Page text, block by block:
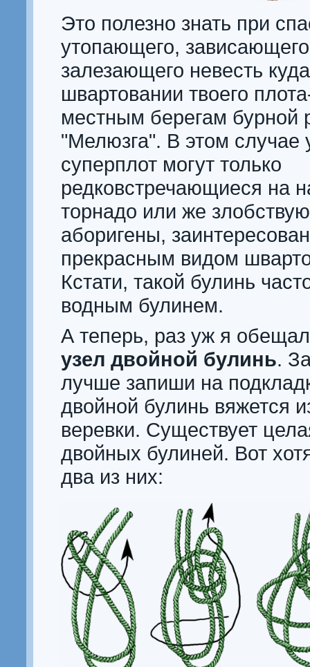
Это полезно знать при
утопающего,
залезающего невесть
швартовании твоего
местным берегам бурной
"Мелюзга". В этом случае
суперплот могут только
редковстречающиеся на
торнадо или же
аборигены,
прекрасным видом
Кстати, такой булинь
водным булинем.
А теперь, раз уж я
узел двойной булинь.
лучше запиши на
двойной булинь вяжется
веревки. Существует
двойных булиней. Вот
два из них: